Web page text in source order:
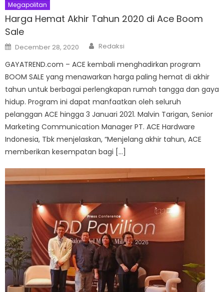
Megapolitan
Harga Hemat Akhir Tahun 2020 di Ace Boom
Sale
Posted
on
December 28, 2020 Author
Redaksi
GAYATREND.com – ACE kembali menghadirkan program
BOOM SALE yang menawarkan harga paling hemat di akhir
tahun untuk berbagai perlengkapan rumah tangga dan gaya
hidup. Program ini dapat manfaatkan oleh seluruh
pelanggan ACE hingga 3 Januari 2021. Malvin Tarigan, Senior
Marketing Communication Manager PT. ACE Hardware
Indonesia, Tbk menjelaskan, “Menjelang akhir tahun, ACE
memberikan kesempatan bagi […]